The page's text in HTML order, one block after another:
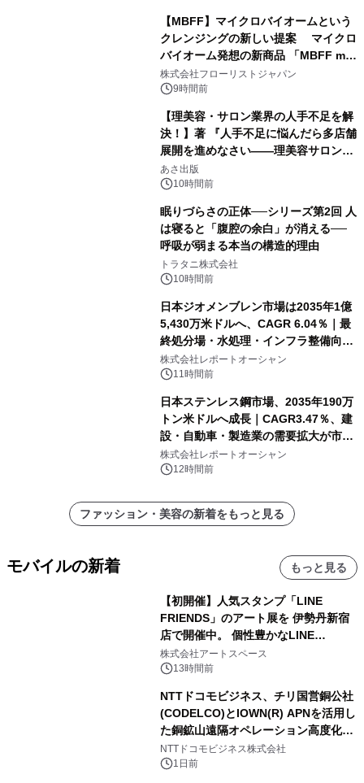
【MBFF】マイクロバイオームという
クレンジングの新しい提案 マイクロ
バイオーム発想の新商品 「MBFF mb
クレンジングPRO」を2026年8月6日
発売
株式会社フローリストジャパン
9時間前
【理美容・サロン業界の人手不足を解
決！】著 『人手不足に悩んだら多店舗
展開を進めなさい――理美容サロン
「多店舗展開」の教科書』2026年8月
24日（月）発売
あさ出版
10時間前
眠りづらさの正体──シリーズ第2回 人
は寝ると「腹腔の余白」が消える──
呼吸が弱まる本当の構造的理由
トラタニ株式会社
10時間前
日本ジオメンブレン市場は2035年1億
5,430万米ドルへ、CAGR 6.04％｜最
終処分場・水処理・インフラ整備向け
需要拡大
株式会社レポートオーシャン
11時間前
日本ステンレス鋼市場、2035年190万
トン米ドルへ成長｜CAGR3.47％、建
設・自動車・製造業の需要拡大が市場
を牽引
株式会社レポートオーシャン
12時間前
ファッション・美容の新着をもっと見る
モバイルの新着 もっと見る
【初開催】人気スタンプ「LINE
FRIENDS」のアート展を 伊勢丹新宿
店で開催中。 個性豊かなLINE
FRIENDSの仲間たちが インテリアア
ートとして新たな魅力を発信。
株式会社アートスペース
13時間前
NTTドコモビジネス、チリ国営銅公社
(CODELCO)とIOWN(R) APNを活用し
た銅鉱山遠隔オペレーション高度化に
向けた調査・実証を開始
NTTドコモビジネス株式会社
1日前